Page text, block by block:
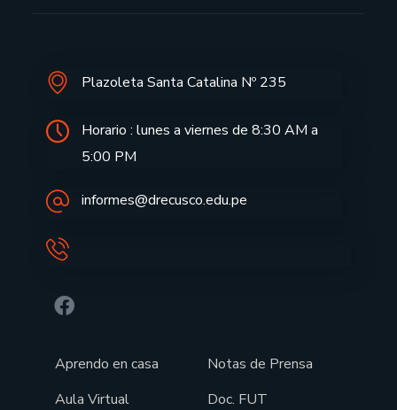
Plazoleta Santa Catalina Nº 235
Horario : lunes a viernes de 8:30 AM a
5:00 PM
informes@drecusco.edu.pe
Aprendo en casa
Aula Virtual
Notas de Prensa
Doc. FUT